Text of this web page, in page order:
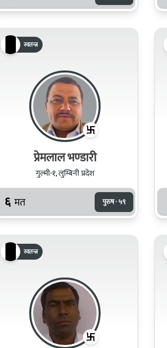
स्वतन्त्र
प्रेमलाल भण्‍डारी
गुल्मी-१, लुम्बिनी प्रदेश
६ मत पुरुष · ५९
स्वतन्त्र